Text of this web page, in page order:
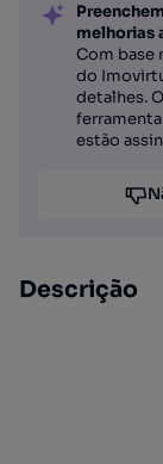
melhorias
Com base
do
detalhes.
estão
Descrição